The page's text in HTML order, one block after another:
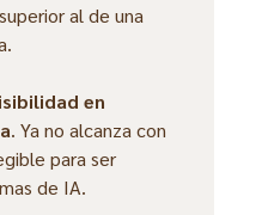
al de una
en
. Ya no alcanza con
para ser
de IA.